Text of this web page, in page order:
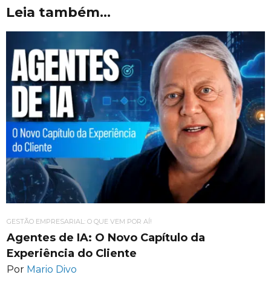
Leia também...
GESTÃO EMPRESARIAL: O QUE VEM POR AÍ!
Agentes de IA: O Novo Capítulo da
Experiência do Cliente
Por Mario Divo